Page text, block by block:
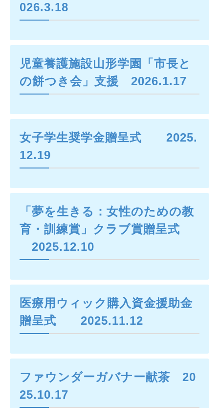
026.3.18
児童養護施設山形学園「市長と
の餅つき会」支援 2026.1.17
女子学生奨学金贈呈式 2025.
12.19
「夢を生きる：女性のための教
育・訓練賞」クラブ賞贈呈式
2025.12.10
医療用ウィック購入資金援助金
贈呈式 2025.11.12
ファウンダーガバナー献茶 20
25.10.17